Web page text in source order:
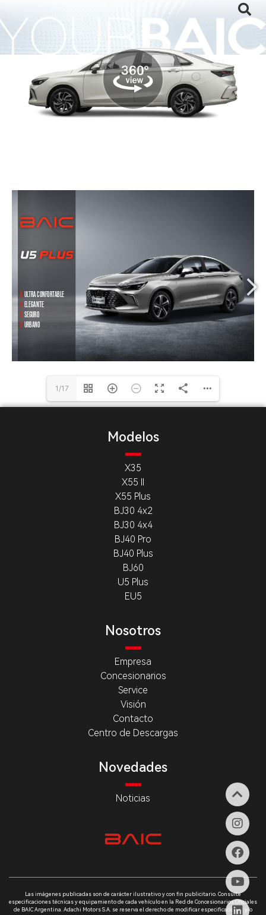
1/17
Modelos
X35
X55 II
X55 Plus
BJ30 4x2
BJ30 4x4
BJ40 Pro
BJ40 Plus
BJ60
U5 Plus
EU5
Nosotros
Empresa
Concesionarios
Service
Visión
Contacto
Centro de Descargas
Novedades
Noticias
Las imágenes publicadas son de carácter ilustrativo y con fin publicitario. Consulte
especificaciones técnicas y equipamiento de cada vehículo en la Red de Concesionarios Oficiales
de BAIC Argentina. Adachi Motors S.A. se reserva el derecho de modificar especificaciones y/o